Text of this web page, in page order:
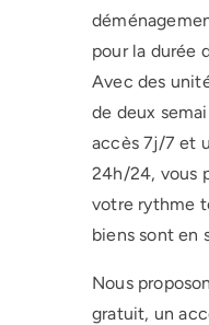
pour la durée
Avec des
de deux
accès 7j/7 et
24h/24, vous
votre rythme
biens sont en
Nous
gratuit, un